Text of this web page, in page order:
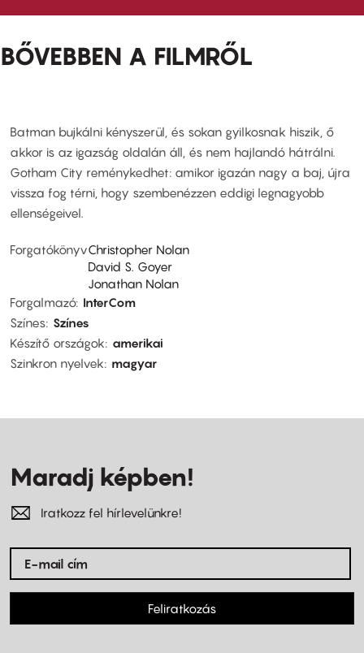
BŐVEBBEN A FILMRŐL
Batman bujkálni kényszerül, és sokan gyilkosnak hiszik, ő
akkor is az igazság oldalán áll, és nem hajlandó hátrálni.
Gotham City reménykedhet: amikor igazán nagy a baj, újra
vissza fog térni, hogy szembenézzen eddigi legnagyobb
ellenségeivel.
ForgatókönyvChristopher Nolan
David S. Goyer
Jonathan Nolan
Forgalmazó InterCom
Színes Színes
Készítő országok
amerikai
Szinkron nyelvek
magyar
Maradj képben!
Iratkozz fel hírlevelünkre!
Feliratkozás